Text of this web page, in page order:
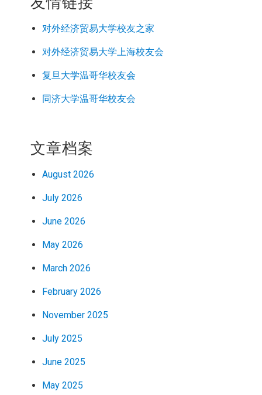
对外经济贸易大学校友之家
对外经济贸易大学上海校友会
复旦大学温哥华校友会
同济大学温哥华校友会
文章档案
August 2026
July 2026
June 2026
May 2026
March 2026
February 2026
November 2025
July 2025
June 2025
May 2025